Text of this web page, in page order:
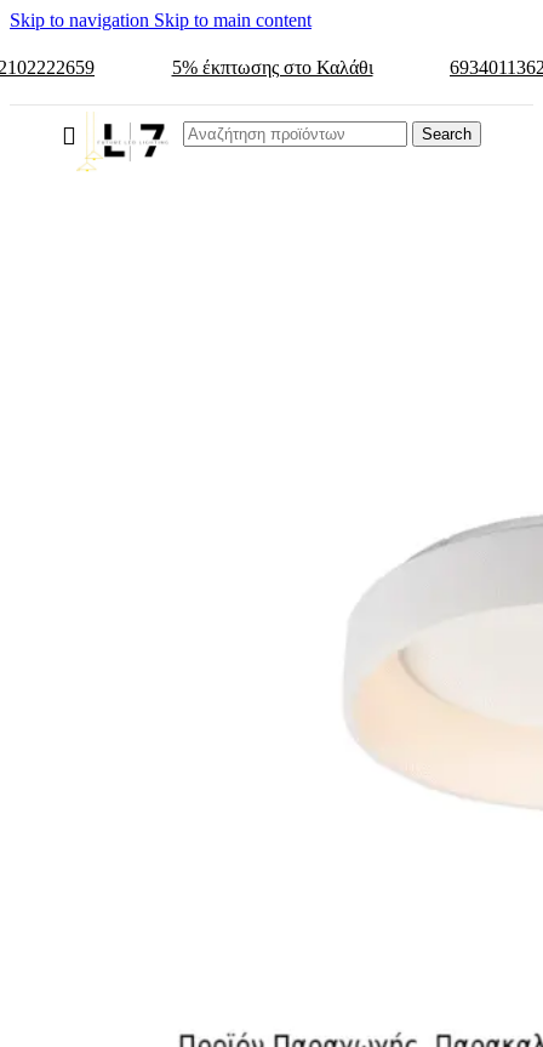
Skip to navigation Skip to main content
5% έκπτωσης στο Καλάθι
Search